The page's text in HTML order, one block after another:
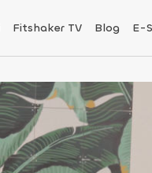
Fitshaker TV Blog E-